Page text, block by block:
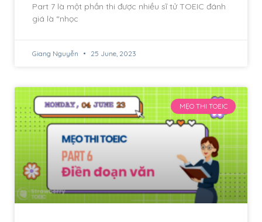
Part 7 là một phần thi được nhiều sĩ tử TOEIC đánh
giá là “nhọc
Giang Nguyễn 25 June, 2023
MẸO THI TOEIC